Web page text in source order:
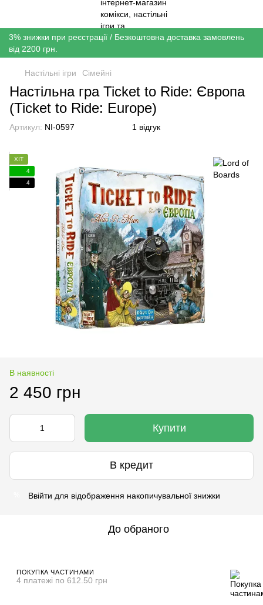
3% знижки при реєстрації / Безкоштовна доставка замовлень
від 2200 грн.
Настільні ігри Сімейні
Настільна гра Ticket to Ride: Європа
(Ticket to Ride: Europe)
Артикул: NI-0597 1 відгук
ХІТ
4
4
В наявності
2 450 грн
Купити
В кредит
Ввійти для відображення накопичувальної знижки
До обраного
ПОКУПКА ЧАСТИНАМИ
4 платежі по 612.50 грн